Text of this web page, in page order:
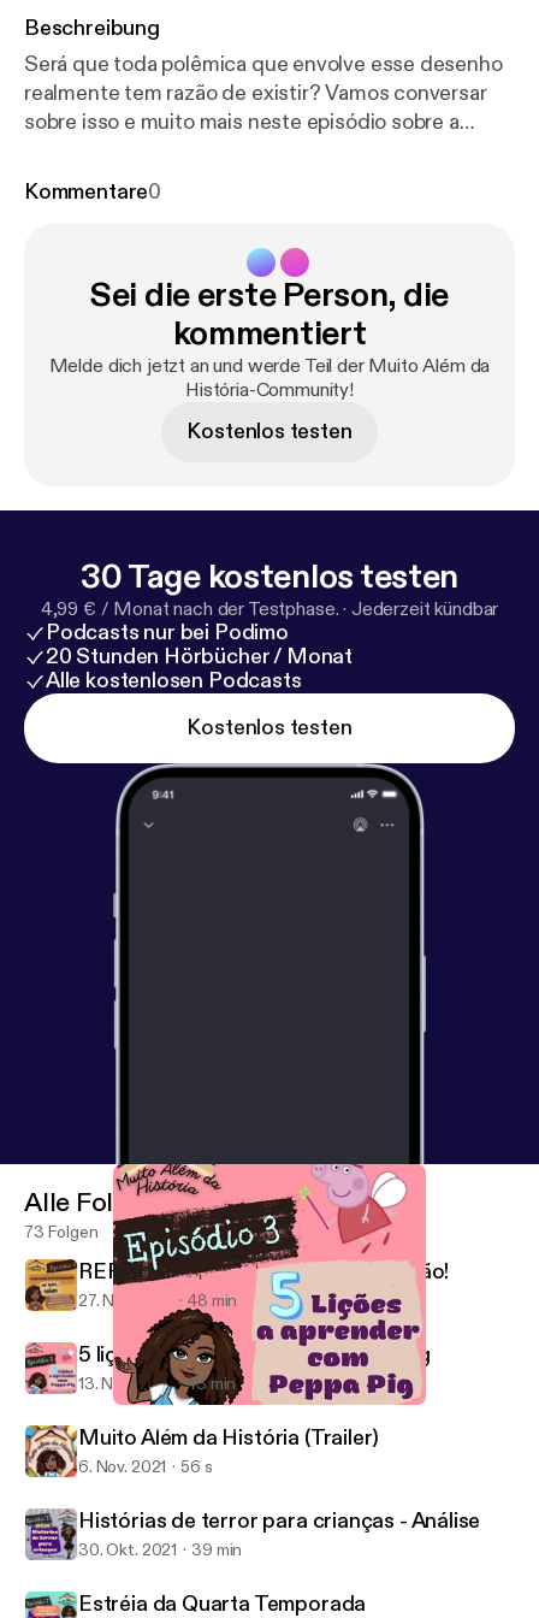
Beschreibung
Será que toda polêmica que envolve esse desenho
realmente tem razão de existir? Vamos conversar
sobre isso e muito mais neste episódio sobre a
tempos. --- Send in a voice message:
Kommentare0
Sei die erste Person, die
kommentiert
Melde dich jetzt an und werde Teil der Muito Além da
História-Community!
Kostenlos testen
30 Tage kostenlos testen
4,99 € / Monat nach der Testphase. · Jederzeit kündbar
Podcasts nur bei Podimo
20 Stunden Hörbücher / Monat
Alle kostenlosen Podcasts
Kostenlos testen
Muito Além da História
Alle Folgen
73 Folgen
REPRESENTATIVIDADE...só que não!
27. Nov. 2021 48 min
5 lições a aprender com a Peppa Pig
13. Nov. 2021 43 min
Muito Além da História (Trailer)
6. Nov. 2021 56 s
Histórias de terror para crianças - Análise
30. Okt. 2021 39 min
Estréia da Quarta Temporada